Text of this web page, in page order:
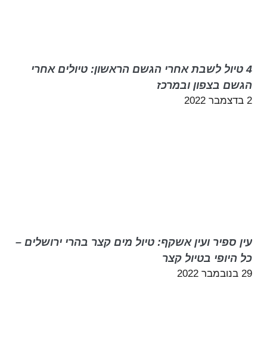
4 טיול לשבת אחרי הגשם הראשון: טיולים אחרי
הגשם בצפון ובמרכז
2 בדצמבר 2022
עין ספיר ועין אשקף: טיול מים קצר בהרי ירושלים –
כל היופי בטיול קצר
29 בנובמבר 2022